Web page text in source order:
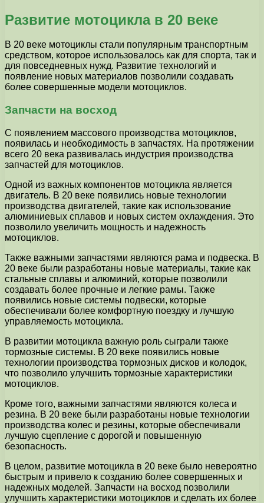
Развитие мотоцикла в 20 веке
В 20 веке мотоциклы стали популярным транспортным
средством, которое использовалось как для спорта, так и
для повседневных нужд. Развитие технологий и
появление новых материалов позволили создавать
более совершенные модели мотоциклов.
Запчасти на восход
С появлением массового производства мотоциклов,
появилась и необходимость в запчастях. На протяжении
всего 20 века развивалась индустрия производства
запчастей для мотоциклов.
Одной из важных компонентов мотоцикла является
двигатель. В 20 веке появились новые технологии
производства двигателей, такие как использование
алюминиевых сплавов и новых систем охлаждения. Это
позволило увеличить мощность и надежность
мотоциклов.
Также важными запчастями являются рама и подвеска. В
20 веке были разработаны новые материалы, такие как
стальные сплавы и алюминий, которые позволили
создавать более прочные и легкие рамы. Также
появились новые системы подвески, которые
обеспечивали более комфортную поездку и лучшую
управляемость мотоцикла.
В развитии мотоцикла важную роль сыграли также
тормозные системы. В 20 веке появились новые
технологии производства тормозных дисков и колодок,
что позволило улучшить тормозные характеристики
мотоциклов.
Кроме того, важными запчастями являются колеса и
резина. В 20 веке были разработаны новые технологии
производства колес и резины, которые обеспечивали
лучшую сцепление с дорогой и повышенную
безопасность.
В целом, развитие мотоцикла в 20 веке было невероятно
быстрым и привело к созданию более совершенных и
надежных моделей. Запчасти на восход позволили
улучшить характеристики мотоциклов и сделать их более